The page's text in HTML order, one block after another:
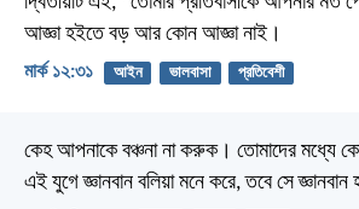
আজ্ঞা হইতে বড় আর কোন আজ্ঞা নাই।
মার্ক ১২:৩১ আইন ভালবাসা প্রতিবেশী
কেহ আপনাকে বঞ্চনা না করুক। তোমাদের মধ্যে
এই যুগে জ্ঞানবান বলিয়া মনে করে, তবে সে